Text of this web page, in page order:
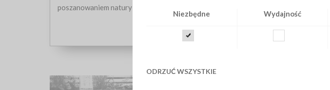
poszanowaniem natury i świadomością
projektowaniem
konfrontacji możliwości i
Niezbędne Wydajność
ODRZUĆ WSZYSTKIE